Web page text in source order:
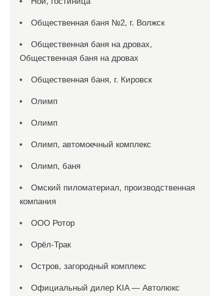
Общественная баня №2, г. Волжск
Общественная баня на дровах,
Общественная баня на дровах
Общественная баня, г. Кировск
Олимп
Олимп
Олимп, автомоечный комплекс
Олимп, баня
Омский пиломатериал, производственная
компания
ООО Ротор
Орёл-Трак
Остров, загородный комплекс
Официальный дилер KIA — Автолюкс